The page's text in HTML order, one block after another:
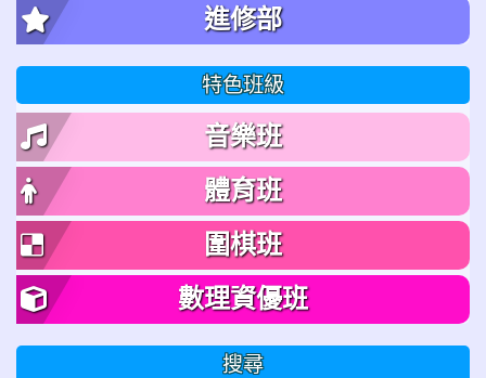
進修部
特色班級
音樂班
體育班
圍棋班
數理資優班
搜尋